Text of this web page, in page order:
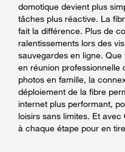
domotique devient plus
tâches plus réactive. La
fait la différence. Plus de
ralentissements lors des
sauvegardes en ligne.
en réunion professionnelle
photos en famille, la
déploiement de la fibre
internet plus performant,
loisirs sans limites. Et
à chaque étape pour en